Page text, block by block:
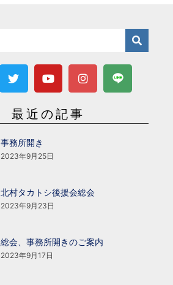
最近の記事
事務所開き
2023年9月25日
北村タカトシ後援会総会
2023年9月23日
総会、事務所開きのご案内
2023年9月17日